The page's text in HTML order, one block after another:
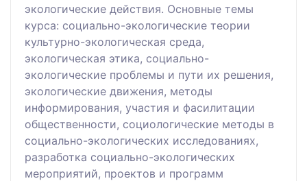
экологические действия. Основные темы
курса: социально-экологические теории
культурно-экологическая среда,
экологическая этика, социально-
экологические проблемы и пути их решения,
экологические движения, методы
информирования, участия и фасилитации
общественности, социологические методы в
социально-экологических исследованиях,
разработка социально-экологических
мероприятий, проектов и программ